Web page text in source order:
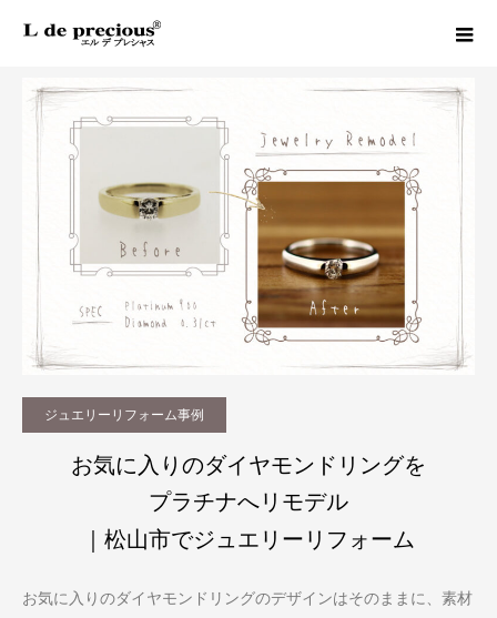
Column ジュエリーリフォーム事例
ジュエリーリフォーム事例
お気に入りのダイヤモンドリングを
プラチナへリモデル
｜松山市でジュエリーリフォーム
お気に入りのダイヤモンドリングのデザインはそのままに、素材